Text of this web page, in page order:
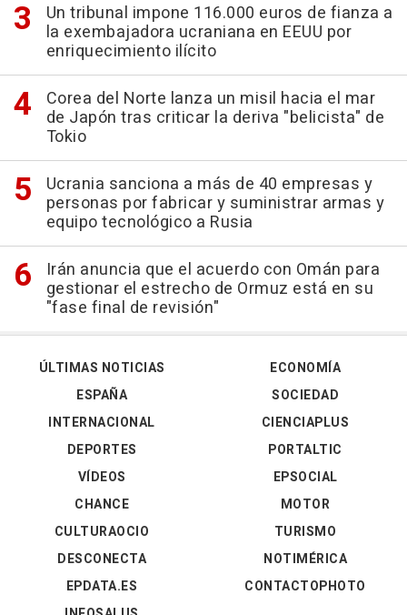
Un tribunal impone 116.000 euros de fianza a
la exembajadora ucraniana en EEUU por
enriquecimiento ilícito
Corea del Norte lanza un misil hacia el mar
de Japón tras criticar la deriva "belicista" de
Tokio
Ucrania sanciona a más de 40 empresas y
personas por fabricar y suministrar armas y
equipo tecnológico a Rusia
Irán anuncia que el acuerdo con Omán para
gestionar el estrecho de Ormuz está en su
"fase final de revisión"
ÚLTIMAS NOTICIAS
ESPAÑA
INTERNACIONAL
DEPORTES
VÍDEOS
ECONOMÍA
SOCIEDAD
CIENCIAPLUS
PORTALTIC
EPSOCIAL
CHANCE
CULTURAOCIO
DESCONECTA
EPDATA.ES
MOTOR
TURISMO
NOTIMÉRICA
CONTACTOPHOTO